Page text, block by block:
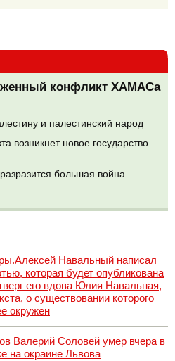
конфликт ХАМАСа
и палестинский народ
возникнет новое государство
большая война
Навальный написал
которая будет опубликована
его вдова Юлия Навальная,
о существовании которого
окружен
Валерий Соловей умер вчера в
на окраине Львова